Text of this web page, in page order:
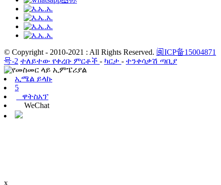
© Copyright - 2010-2021 : All Rights Reserved. 闽ICP备15004871
号-2 ተለይተው የቀረቡ ምርቶች - ካርታ - ተንቀሳቃሽ ጣቢያ
ኢሜል ይላኩ
5
ዋትስአፕ
WeChat
x